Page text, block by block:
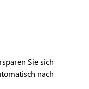
Sie sich
nach